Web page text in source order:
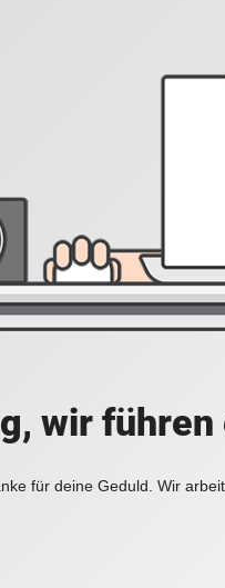
wir
für deine Geduld. Wir